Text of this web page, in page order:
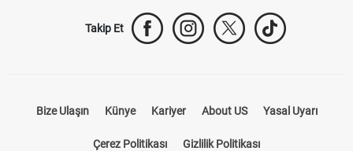
Takip Et
Bize Ulaşın Künye Kariyer About US Yasal Uyarı
Çerez Politikası Gizlilik Politikası